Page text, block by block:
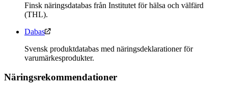
Finsk näringsdatabas från Institutet för hälsa och välfärd
(THL).
Dabas
Svensk produktdatabas med näringsdeklarationer för
varumärkesprodukter.
Näringsrekommendationer